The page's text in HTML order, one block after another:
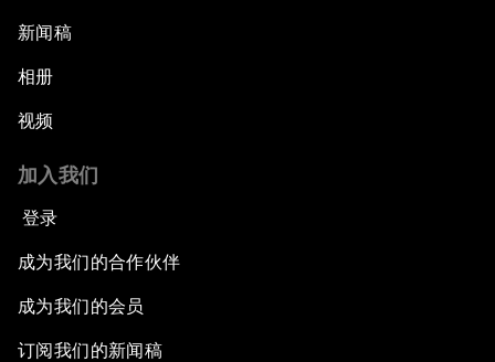
新闻稿
相册
视频
加入我们
登录
成为我们的合作伙伴
成为我们的会员
订阅我们的新闻稿